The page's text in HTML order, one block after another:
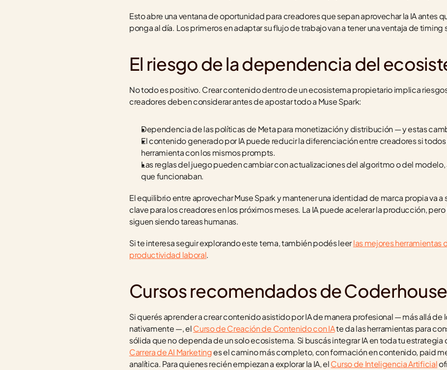
Esto abre una ventana de oportunidad para creadores que sepan aprovechar la IA antes
ponga al día. Los primeros en adaptar su flujo de trabajo van a tener una ventaja de timing
El riesgo de la dependencia del
No todo es positivo. Crear contenido dentro de un ecosistema propietario implica
creadores deben considerar antes de apostar todo a Muse Spark:
Dependencia de las políticas de Meta para monetización y distribución — y estas
El contenido generado por IA puede reducir la diferenciación entre creadores si todos
herramienta con los mismos prompts.
Las reglas del juego pueden cambiar con actualizaciones del algoritmo o del
que funcionaban.
El equilibrio entre aprovechar Muse Spark y mantener una identidad de marca propia va a
clave para los creadores en los próximos meses. La IA puede acelerar la producción, pero
siguen siendo tareas humanas.
Si te interesa seguir explorando este tema, también podés leer las mejores herramientas
productividad laboral.
Cursos recomendados de Coderhouse
Si querés aprender a crear contenido asistido por IA de manera profesional — más allá de
nativamente —, el Curso de Creación de Contenido con IA te da las herramientas para
Carrera de AI Marketing es el camino más completo, con formación en contenido, paid
analítica. Para quienes recién empiezan a explorar la IA, el Curso de Inteligencia Artificial